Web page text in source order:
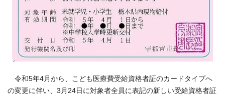
令和5年4月から、こども医療費受給資格者証のカードタイプへ
の変更に伴い、3月24日に対象者全員に表記の新しい受給資格者証